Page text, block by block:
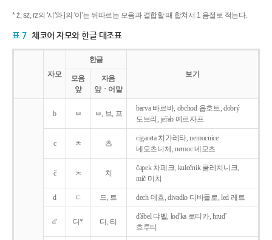
* ż, sz, rz의 '시'와 j의 '이'는 뒤따르는 모음과 결합할 때 합쳐서 1 음절로 적는다.
표 7 체코어 자모와 한글 대조표
자모
한글
보기
모음
앞
자음
앞ㆍ어말
b ㅂ ㅂ, 브, 프
barva 바르바, obchod 옵호트, dobrý
도브리, jeřab 예르자프
c ㅊ 츠
cigareta 치가레타, nemocnice
네모츠니체, nemoc 네모츠
č ㅊ 치
čapek 차페크, kulečnik 쿨레치니크,
míč 미치
d ㄷ 드, 트 dech 데흐, divadlo 디바들로, led 레트
d' 디* 디, 티
d'ábel 댜벨, lod'ka 로티카, hrud'
흐루티